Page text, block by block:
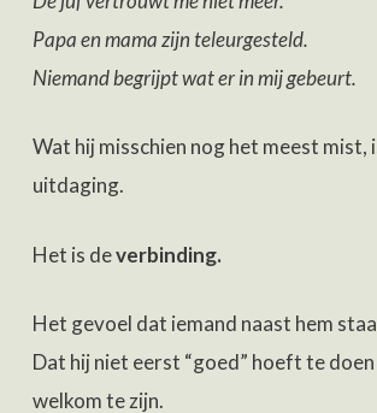
Papa en mama zijn teleurgesteld.
Niemand begrijpt wat er in mij gebeurt.
Wat hij misschien nog het meest mist,
uitdaging.
Het is deverbinding.
Het gevoel dat iemand naast hem
Dat hij niet eerst “goed” hoeft te
welkom te zijn.